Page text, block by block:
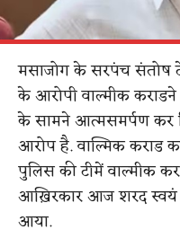
मसाजोग के सरपंच संतोष
के आरोपी वाल्मीक
के सामने आत्मसमर्पण कर
आरोप है. वाल्मिक कराड
पुलिस की टीमें वाल्मीक
आख़िरकार आज शरद स्वयं
आया.